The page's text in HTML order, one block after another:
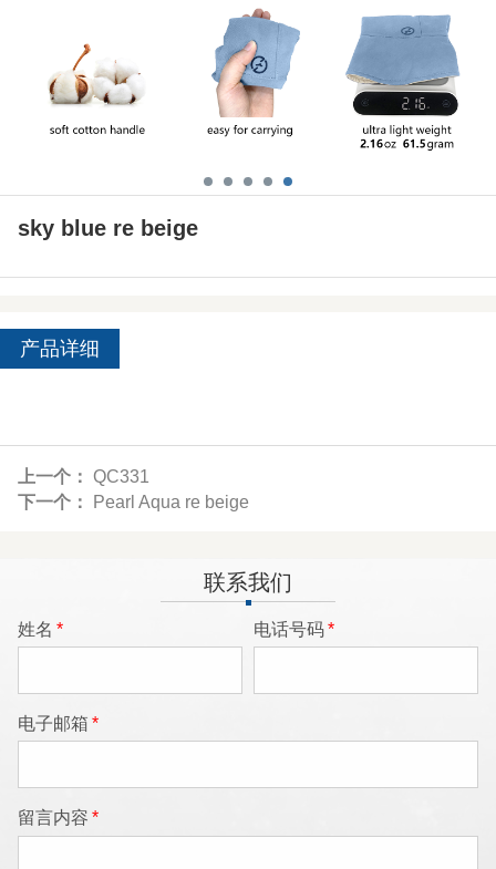
sky blue re beige
产品详细
上一个： QC331
下一个：
Pearl Aqua re beige
联系我们
姓名 * 电话号码*
电子邮箱 *
留言内容 *